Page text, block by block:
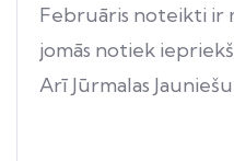
Februāris noteikti ir
jomās notiek
Arī Jūrmalas